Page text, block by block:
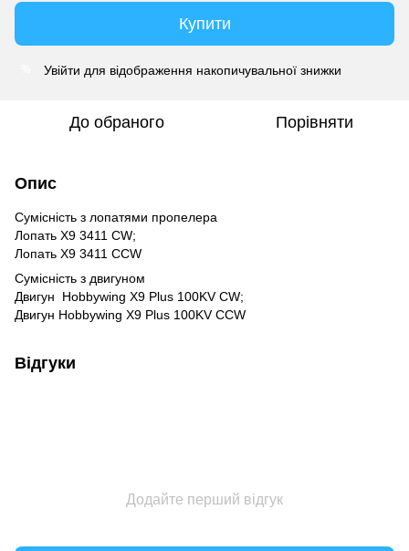
Купити
Увійти для відображення накопичувальної знижки
До обраного Порівняти
Опис
Сумісність з лопатями пропелера
Лопать X9 3411 CW;
Лопать X9 3411 CCW
Сумісність з двигуном
Двигун Hobbywing X9 Plus 100KV CW;
Двигун Hobbywing X9 Plus 100KV CCW
Відгуки
Додайте перший відгук